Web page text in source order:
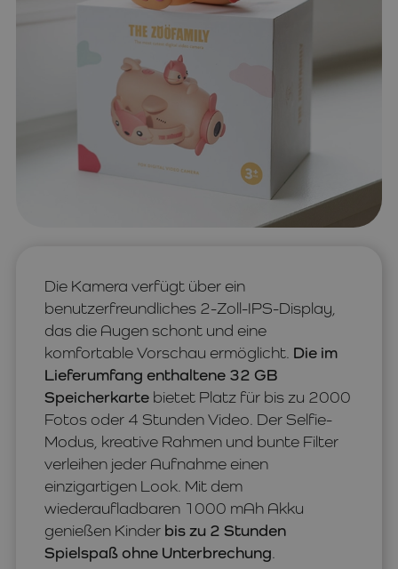
Die Kamera verfügt über ein
benutzerfreundliches 2-Zoll-IPS-Display,
das die Augen schont und eine
komfortable Vorschau ermöglicht. Die im
Lieferumfang enthaltene 32 GB
Speicherkarte bietet Platz für bis zu 2000
Fotos oder 4 Stunden Video. Der Selfie-
Modus, kreative Rahmen und bunte Filter
verleihen jeder Aufnahme einen
einzigartigen Look. Mit dem
wiederaufladbaren 1000 mAh Akku
genießen Kinder bis zu 2 Stunden
Spielspaß ohne Unterbrechung.